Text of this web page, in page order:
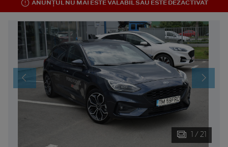
ANUNȚUL NU MAI ESTE VALABIL SAU ESTE DEZACTIVAT
1 / 21